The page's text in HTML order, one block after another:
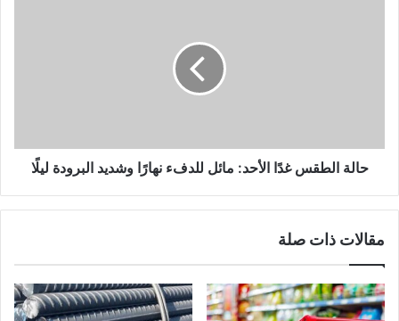
حالة الطقس غدًا الأحد: مائل للدفء نهارًا وشديد البرودة ليلًا
مقالات ذات صلة